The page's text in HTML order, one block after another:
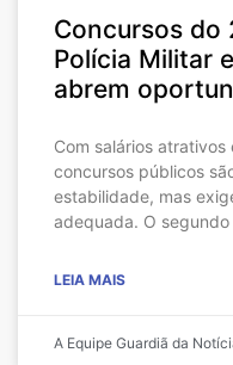
Concursos do
Polícia Militar
abrem
Com salários
concursos públicos
estabilidade, mas
adequada. O
LEIA MAIS
A Equipe Guardiã da